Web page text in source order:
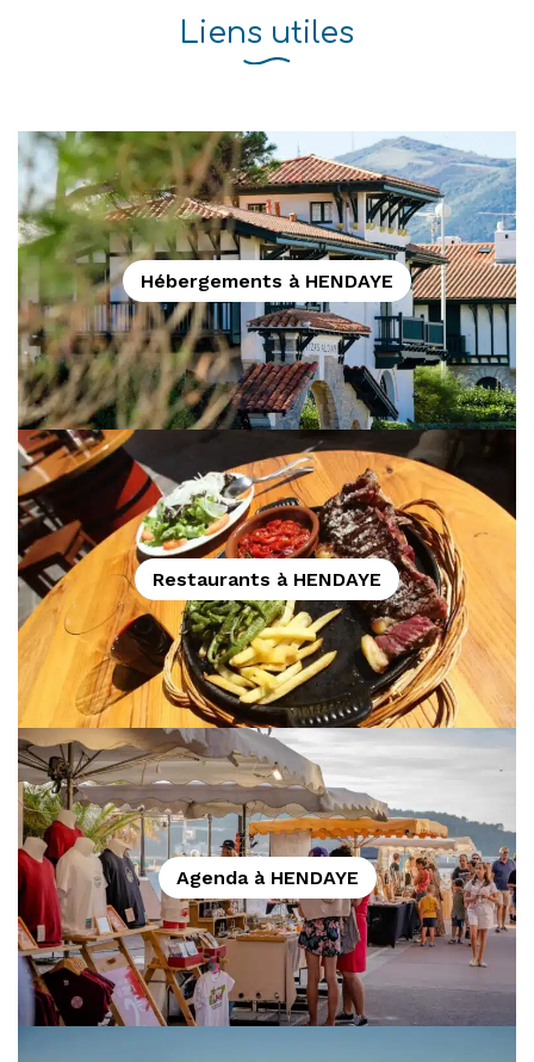
Liens utiles
Hébergements à HENDAYE
Restaurants à HENDAYE
Agenda à HENDAYE